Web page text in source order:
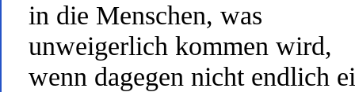
in die Menschen, was
unweigerlich kommen wird,
wenn dagegen nicht endlich